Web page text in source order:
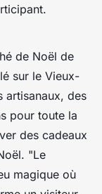
de Noël de
sur le Vieux-
artisanaux, des
pour toute la
des cadeaux
"Le
magique où